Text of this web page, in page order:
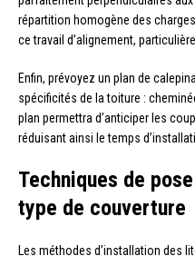
répartition homogène des
ce travail d’alignement,
Enfin, prévoyez un plan de
spécificités de la toiture :
plan permettra d’anticiper les
réduisant ainsi le temps
Techniques de
type de couverture
Les méthodes d’installation des